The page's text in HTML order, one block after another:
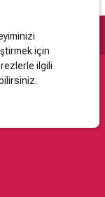
için
ilgili